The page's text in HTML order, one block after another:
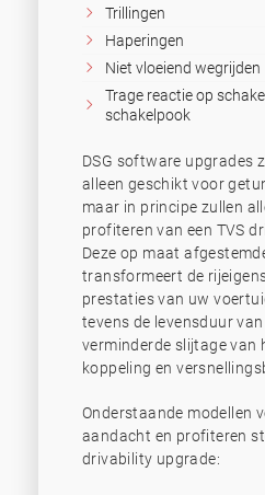
Trillingen
Haperingen
Niet vloeiend wegrijden
Trage reactie op
schakelpook
DSG software upgrades
alleen geschikt voor
maar in principe zullen
profiteren van een TVS
Deze op maat
transformeert de
prestaties van uw
tevens de levensduur
verminderde slijtage van
koppeling en
Onderstaande modellen
aandacht en profiteren
drivability upgrade: